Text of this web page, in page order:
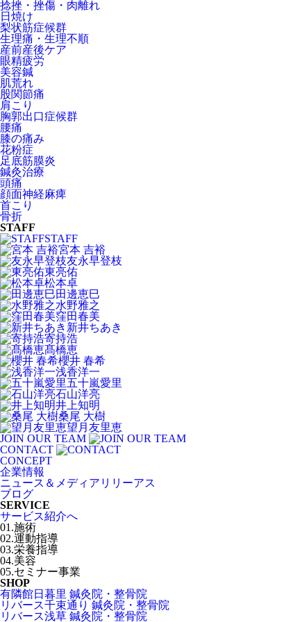
捻挫・挫傷・肉離れ
日焼け
梨状筋症候群
生理痛・生理不順
産前産後ケア
眼精疲労
美容鍼
肌荒れ
股関節痛
肩こり
胸郭出口症候群
腰痛
膝の痛み
花粉症
足底筋膜炎
鍼灸治療
頭痛
顔面神経麻痺
首こり
骨折
STAFF
STAFF
宮本 吉裕
友永早登枝
東亮佑
松本卓
田邊恵巳
水野雅之
窪田春美
新井ちあき
寄持浩
髙橋恵
櫻井 春希
浅香洋一
五十嵐愛里
石山洋亮
井上知明
桑尾 大樹
望月友里恵
JOIN OUR TEAM
CONTACT
CONCEPT
企業情報
ニュース＆メディアリリーアス
ブログ
SERVICE
サービス紹介へ
01.施術
02.運動指導
03.栄養指導
04.美容
05.セミナー事業
SHOP
有隣館日暮里 鍼灸院・整骨院
リバース千束通り 鍼灸院・整骨院
リバース浅草 鍼灸院・整骨院